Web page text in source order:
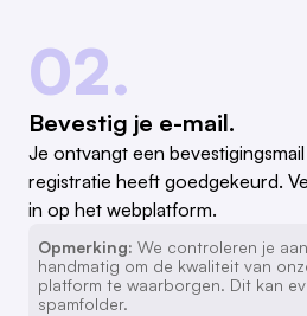
02.
Bevestig je e-mail.
Je ontvangt een
registratie heeft goedgekeurd.
in op het webplatform.
Opmerking: We controleren je
handmatig om de kwaliteit van
platform te waarborgen. Dit kan
spamfolder.